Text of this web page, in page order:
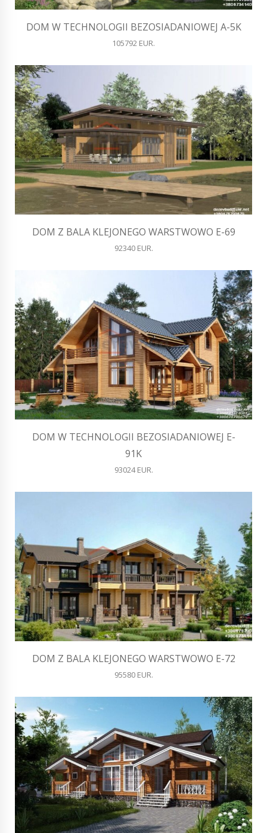
DOM W TECHNOLOGII BEZOSIADANIOWEJ A-5K
105792 EUR.
DOM Z BALA KLEJONEGO WARSTWOWO E-69
92340 EUR.
DOM W TECHNOLOGII BEZOSIADANIOWEJ E-
91K
93024 EUR.
DOM Z BALA KLEJONEGO WARSTWOWO E-72
95580 EUR.